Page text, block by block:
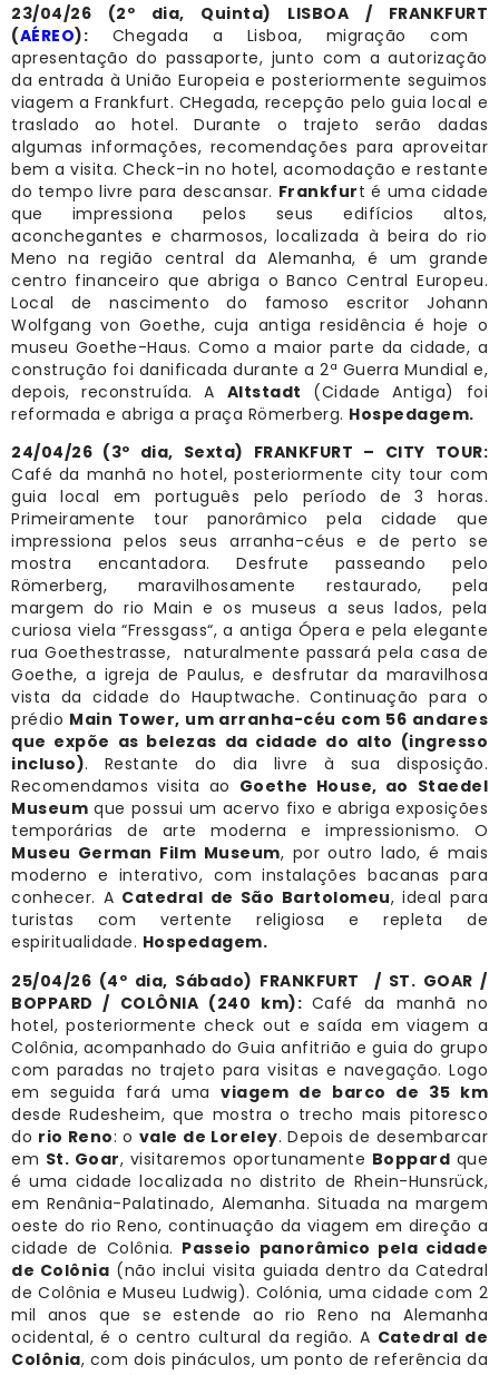
23/04/26 (2º dia, Quinta) LISBOA / FRANKFURT
(AÉREO): Chegada a Lisboa, migração com
apresentação do passaporte, junto com a autorização
da entrada à União Europeia e posteriormente seguimos
viagem a Frankfurt. CHegada, recepção pelo guia local e
traslado ao hotel. Durante o trajeto serão dadas
algumas informações, recomendações para aproveitar
bem a visita. Check-in no hotel, acomodação e restante
do tempo livre para descansar. Frankfurt é uma cidade
que impressiona pelos seus edifícios altos,
aconchegantes e charmosos, localizada à beira do rio
Meno na região central da Alemanha, é um grande
centro financeiro que abriga o Banco Central Europeu.
Local de nascimento do famoso escritor Johann
Wolfgang von Goethe, cuja antiga residência é hoje o
museu Goethe-Haus. Como a maior parte da cidade, a
construção foi danificada durante a 2ª Guerra Mundial e,
depois, reconstruída. A Altstadt (Cidade Antiga) foi
reformada e abriga a praça Römerberg. Hospedagem.
24/04/26 (3º dia, Sexta) FRANKFURT – CITY TOUR:
Café da manhã no hotel, posteriormente city tour com
guia local em português pelo período de 3 horas.
Primeiramente tour panorâmico pela cidade que
impressiona pelos seus arranha-céus e de perto se
mostra encantadora. Desfrute passeando pelo
Römerberg, maravilhosamente restaurado, pela
margem do rio Main e os museus a seus lados, pela
curiosa viela “Fressgass“, a antiga Ópera e pela elegante
rua Goethestrasse, naturalmente passará pela casa de
Goethe, a igreja de Paulus, e desfrutar da maravilhosa
vista da cidade do Hauptwache. Continuação para o
prédio Main Tower, um arranha-céu com 56 andares
que expõe as belezas da cidade do alto (ingresso
incluso). Restante do dia livre à sua disposição.
Recomendamos visita ao Goethe House, ao Staedel
Museum que possui um acervo fixo e abriga exposições
temporárias de arte moderna e impressionismo. O
Museu German Film Museum, por outro lado, é mais
moderno e interativo, com instalações bacanas para
conhecer. A Catedral de São Bartolomeu, ideal para
turistas com vertente religiosa e repleta de
espiritualidade. Hospedagem.
25/04/26 (4º dia, Sábado) FRANKFURT / ST. GOAR /
BOPPARD / COLÔNIA (240 km): Café da manhã no
hotel, posteriormente check out e saída em viagem a
Colônia, acompanhado do Guia anfitrião e guia do grupo
com paradas no trajeto para visitas e navegação. Logo
em seguida fará umaviagem de barco de 35 km
desde Rudesheim, que mostra o trecho mais pitoresco
do rio Reno: o vale de Loreley. Depois de desembarcar
em St. Goar, visitaremos oportunamente Boppard que
é uma cidade localizada no distrito de Rhein-Hunsrück,
em Renânia-Palatinado, Alemanha. Situada na margem
oeste do rio Reno, continuação da viagem em direção a
cidade de Colônia. Passeio panorâmico pela cidade
de Colônia (não inclui visita guiada dentro da Catedral
de Colônia e Museu Ludwig). Colónia, uma cidade com 2
mil anos que se estende ao rio Reno na Alemanha
ocidental, é o centro cultural da região. A Catedral de
Colônia, com dois pináculos, um ponto de referência da